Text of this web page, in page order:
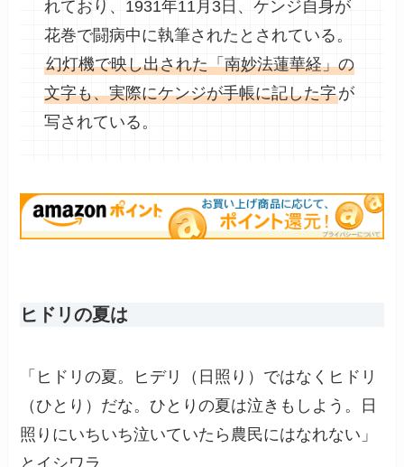
れており、1931年11月3日、ケンジ自身が
花巻で闘病中に執筆されたとされている。
幻灯機で映し出された「南妙法蓮華経」の
文字も、実際にケンジが手帳に記した字が
写されている。
ヒドリの夏は
「ヒドリの夏。ヒデリ（日照り）ではなくヒドリ
（ひとり）だな。ひとりの夏は泣きもしよう。日
照りにいちいち泣いていたら農民にはなれない」
とイシワラ。